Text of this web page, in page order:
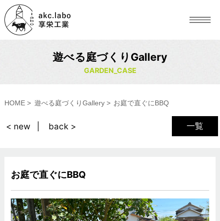
遊べる庭づくりGallery
GARDEN_CASE
HOME 遊べる庭づくりGallery お庭で直ぐにBBQ
一覧
< new back >
お庭で直ぐにBBQ